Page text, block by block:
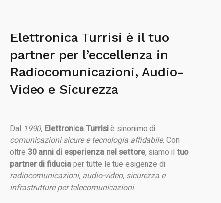
Elettronica Turrisi è il tuo
partner per l’eccellenza in
Radiocomunicazioni, Audio-
Video e Sicurezza
Dal 1990, Elettronica Turrisiè sinonimo di
comunicazioni sicure e tecnologia affidabile. Con
oltre 30 anni di esperienza nel settore, siamo il tuo
partner di fiduciaper tutte le tue esigenze di
radiocomunicazioni, audio-video, sicurezza e
infrastrutture per telecomunicazioni.